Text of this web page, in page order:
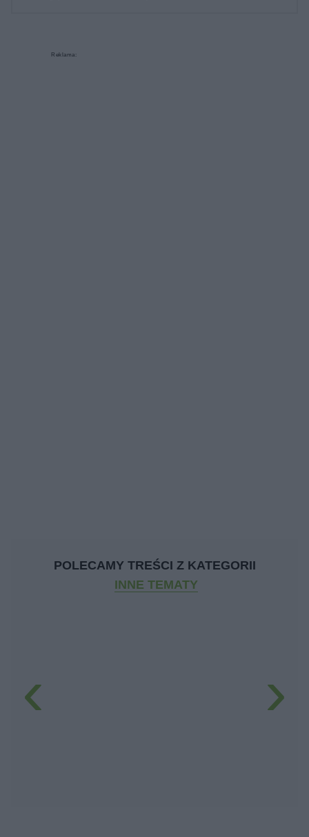
Reklama:
POLECAMY TREŚCI Z KATEGORII
INNE TEMATY
‹ ›